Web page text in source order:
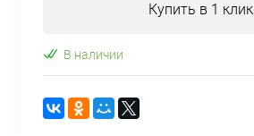
Купить в 1 клик
В наличии